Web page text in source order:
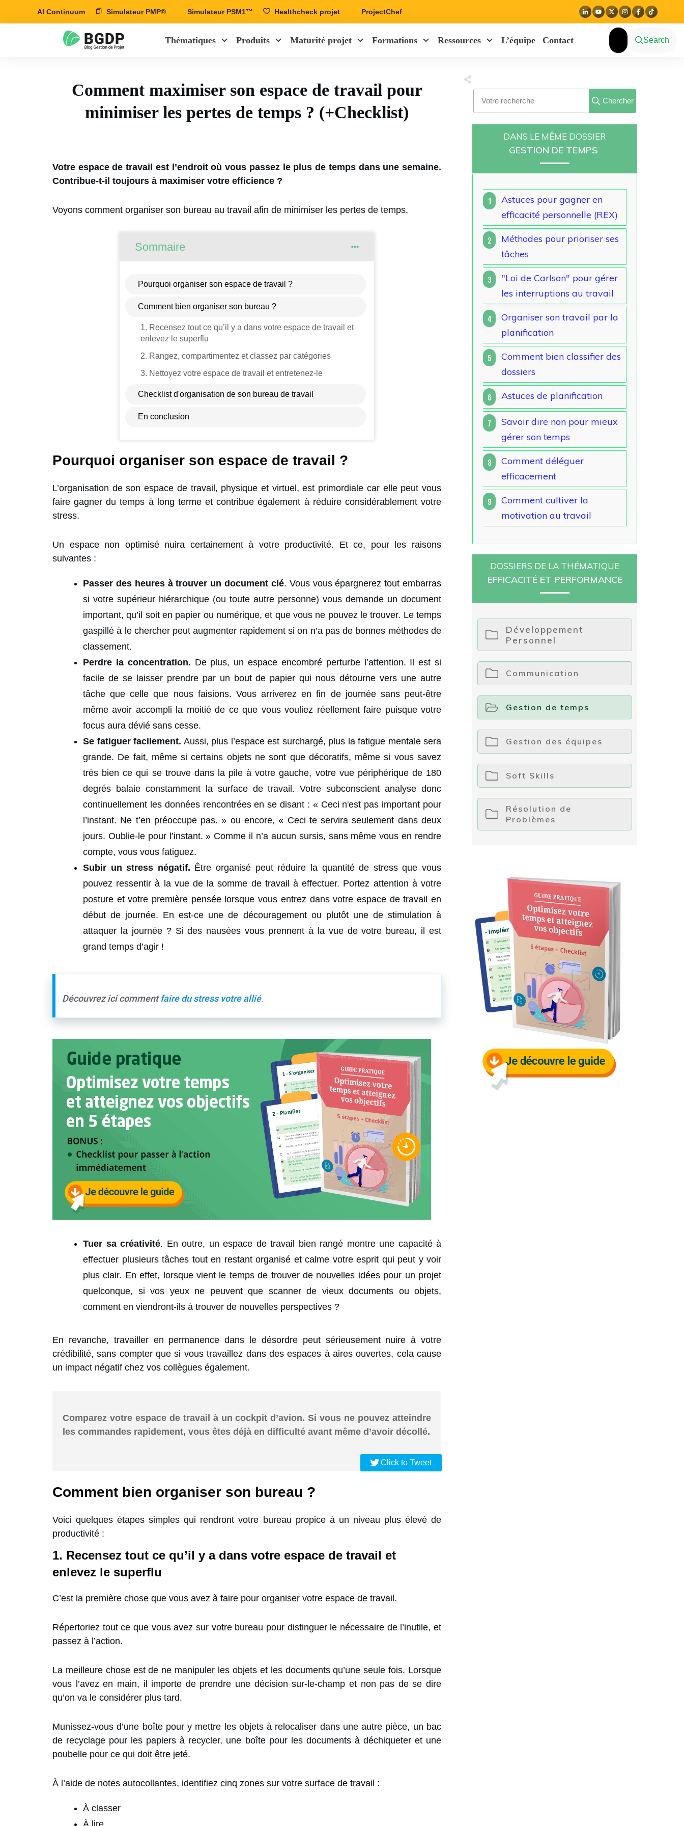
AI Continuum Simulateur PMP® Simulateur PSM1™ Healthcheck projet ProjectChef
Thématiques Produits Maturité projet Formations Ressources L’équipe Contact Search
Comment maximiser son espace de travail pour
minimiser les pertes de temps ? (+Checklist)
Votre espace de travail est l’endroit où vous passez le plus de temps dans une semaine.
Contribue-t-il toujours à maximiser votre efficience ?
Voyons comment organiser son bureau au travail afin de minimiser les pertes de temps.
Sommaire
Pourquoi organiser son espace de travail ?
Comment bien organiser son bureau ?
1. Recensez tout ce qu’il y a dans votre espace de travail et
enlevez le superflu
2. Rangez, compartimentez et classez par catégories
3. Nettoyez votre espace de travail et entretenez-le
Checklist d'organisation de son bureau de travail
En conclusion
Pourquoi organiser son espace de travail ?
L’organisation de son espace de travail, physique et virtuel, est primordiale car elle peut vous
faire gagner du temps à long terme et contribue également à réduire considérablement votre
stress.
Un espace non optimisé nuira certainement à votre productivité. Et ce, pour les raisons
suivantes :
Passer des heures à trouver un document clé. Vous vous épargnerez tout embarras
si votre supérieur hiérarchique (ou toute autre personne) vous demande un document
important, qu’il soit en papier ou numérique, et que vous ne pouvez le trouver. Le temps
gaspillé à le chercher peut augmenter rapidement si on n’a pas de bonnes méthodes de
classement.
Perdre la concentration. De plus, un espace encombré perturbe l’attention. Il est si
facile de se laisser prendre par un bout de papier qui nous détourne vers une autre
tâche que celle que nous faisions. Vous arriverez en fin de journée sans peut-être
même avoir accompli la moitié de ce que vous vouliez réellement faire puisque votre
focus aura dévié sans cesse.
Se fatiguer facilement. Aussi, plus l’espace est surchargé, plus la fatigue mentale sera
grande. De fait, même si certains objets ne sont que décoratifs, même si vous savez
très bien ce qui se trouve dans la pile à votre gauche, votre vue périphérique de 180
degrés balaie constamment la surface de travail. Votre subconscient analyse donc
continuellement les données rencontrées en se disant : « Ceci n'est pas important pour
l’instant. Ne t’en préoccupe pas. » ou encore, « Ceci te servira seulement dans deux
jours. Oublie-le pour l’instant. » Comme il n’a aucun sursis, sans même vous en rendre
compte, vous vous fatiguez.
Subir un stress négatif. Être organisé peut réduire la quantité de stress que vous
pouvez ressentir à la vue de la somme de travail à effectuer. Portez attention à votre
posture et votre première pensée lorsque vous entrez dans votre espace de travail en
début de journée. En est-ce une de découragement ou plutôt une de stimulation à
attaquer la journée ? Si des nausées vous prennent à la vue de votre bureau, il est
grand temps d’agir !
Découvrez ici commentfaire du stress votre allié.
Tuer sa créativité. En outre, un espace de travail bien rangé montre une capacité à
effectuer plusieurs tâches tout en restant organisé et calme votre esprit qui peut y voir
plus clair. En effet, lorsque vient le temps de trouver de nouvelles idées pour un projet
quelconque, si vos yeux ne peuvent que scanner de vieux documents ou objets,
comment en viendront-ils à trouver de nouvelles perspectives ?
En revanche, travailler en permanence dans le désordre peut sérieusement nuire à votre
crédibilité, sans compter que si vous travaillez dans des espaces à aires ouvertes, cela cause
un impact négatif chez vos collègues également.
Comparez votre espace de travail à un cockpit d’avion. Si vous ne pouvez atteindre
les commandes rapidement, vous êtes déjà en difficulté avant même d’avoir décollé.
Click to Tweet
Comment bien organiser son bureau ?
Voici quelques étapes simples qui rendront votre bureau propice à un niveau plus élevé de
productivité :
1. Recensez tout ce qu’il y a dans votre espace de travail et
enlevez le superflu
C’est la première chose que vous avez à faire pour organiser votre espace de travail.
Répertoriez tout ce que vous avez sur votre bureau pour distinguer le nécessaire de l’inutile, et
passez à l’action.
La meilleure chose est de ne manipuler les objets et les documents qu’une seule fois. Lorsque
vous l’avez en main, il importe de prendre une décision sur-le-champ et non pas de se dire
qu’on va le considérer plus tard.
Munissez-vous d’une boîte pour y mettre les objets à relocaliser dans une autre pièce, un bac
de recyclage pour les papiers à recycler, une boîte pour les documents à déchiqueter et une
poubelle pour ce qui doit être jeté.
À l’aide de notes autocollantes, identifiez cinq zones sur votre surface de travail :
À classer
À lire
Chercher
DANS LE MÊME DOSSIER
GESTION DE TEMPS
1
Astuces pour gagner en
efficacité personnelle (REX)
2
Méthodes pour prioriser ses
tâches
3
"Loi de Carlson" pour gérer
les interruptions au travail
4 Organiser son travail par la
planification
5
Comment bien classifier des
dossiers
6 Astuces de planification
7
Savoir dire non pour mieux
gérer son temps
8
Comment déléguer
efficacement
9
Comment cultiver la
motivation au travail
DOSSIERS DE LA THÉMATIQUE
EFFICACITÉ ET PERFORMANCE
Développement
Personnel
Communication
Gestion de temps
Gestion des équipes
Soft Skills
Résolution de
Problèmes